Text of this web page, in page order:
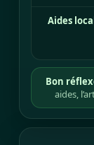
Aides
Bon
aides,